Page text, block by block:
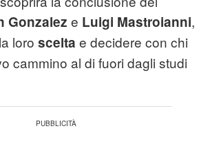
Gonzalez e Luigi Mastroianni,
loro scelta e decidere con chi
cammino al di fuori dagli studi